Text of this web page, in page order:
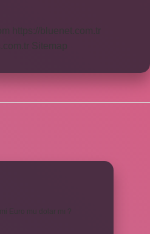
https://bluenet.com.tr
Sitemap
Euro mu dolar mı ?